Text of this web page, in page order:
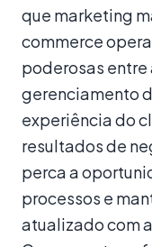
que marketing
commerce
poderosas entre
gerenciamento
experiência do
resultados de
perca a
processos e
atualizado com